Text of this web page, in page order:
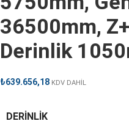
36500mm,
Derinlik
₺639.656,18 KDV DAHİL
DERINLIK